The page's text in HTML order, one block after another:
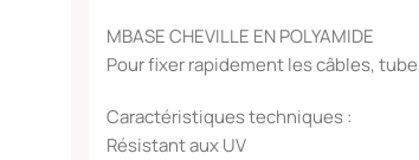
MBASE CHEVILLE EN POLYAMIDE
Pour fixer rapidement les câbles,
Caractéristiques techniques :
Résistant aux UV